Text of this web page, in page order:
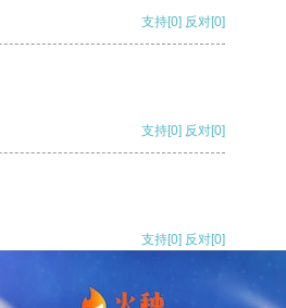
支持[0] 反对[0]
支持[0] 反对[0]
支持[0] 反对[0]